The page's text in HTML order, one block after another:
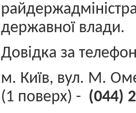
державної влади.
Довідка за
м. Київ, вул. М.
(1 поверх) - (044)